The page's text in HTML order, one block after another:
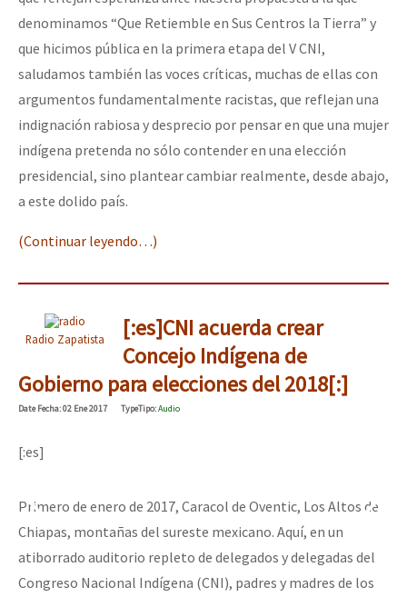
denominamos “Que Retiemble en Sus Centros la Tierra” y
que hicimos pública en la primera etapa del V CNI,
saludamos también las voces críticas, muchas de ellas con
argumentos fundamentalmente racistas, que reflejan una
indignación rabiosa y desprecio por pensar en que una mujer
indígena pretenda no sólo contender en una elección
presidencial, sino plantear cambiar realmente, desde abajo,
a este dolido país.
(Continuar leyendo…)
Radio Zapatista
[:es]CNI acuerda crear
Concejo Indígena de
Gobierno para elecciones del 2018[:]
DateFecha: 02 Ene 2017 TypeTipo:Audio
[:es]
Primero de enero de 2017, Caracol de Oventic, Los Altos de
Chiapas, montañas del sureste mexicano. Aquí, en un
atiborrado auditorio repleto de delegados y delegadas del
Congreso Nacional Indígena (CNI), padres y madres de los